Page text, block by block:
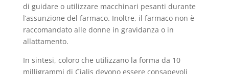
di guidare o utilizzare macchinari pesanti durante
l’assunzione del farmaco. Inoltre, il farmaco non è
raccomandato alle donne in gravidanza o in
allattamento.
In sintesi, coloro che utilizzano la forma da 10
milligrammi di Cialis devono essere consapevoli